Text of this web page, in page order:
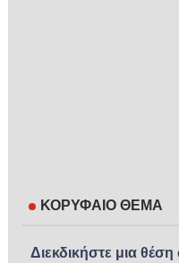
ΚΟΡΥΦΑΙΟ ΘΕΜΑ
Διεκδικήστε μια